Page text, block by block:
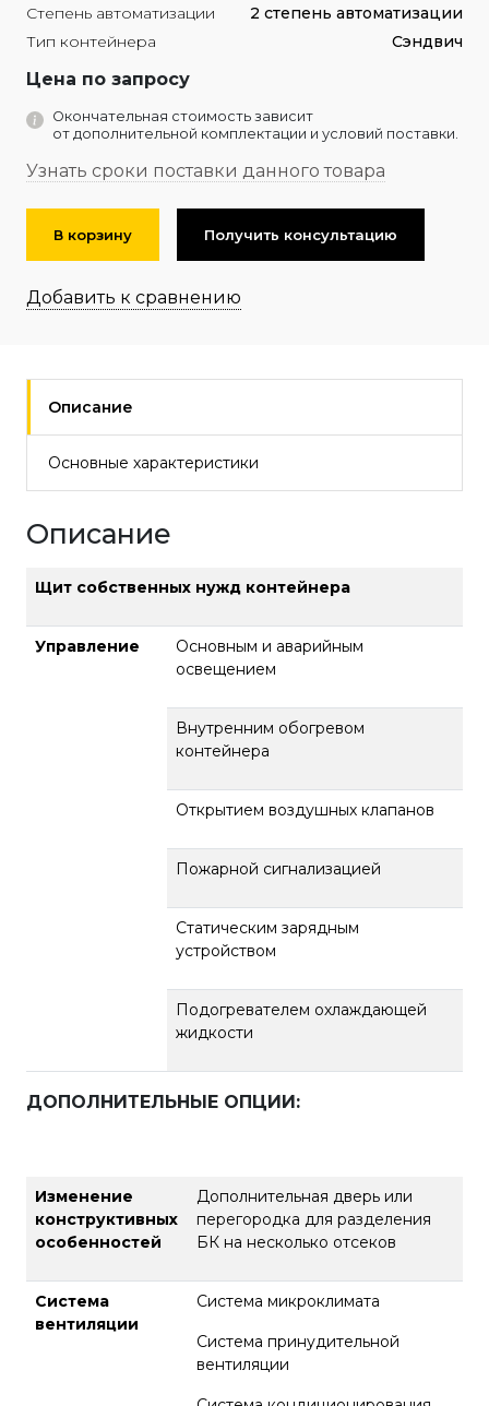
Степень автоматизации
2 степень автоматизации
Тип контейнера
Сэндвич
Цена по запросу
Окончательная стоимость зависит
от дополнительной комплектации и условий поставки.
Узнать сроки поставки данного товара
В корзину Получить консультацию
Добавить к сравнению
Описание
Основные характеристики
Описание
Щит собственных нужд контейнера
Управление
Основным и аварийным
освещением
Внутренним обогревом
контейнера
Открытием воздушных клапанов
Пожарной сигнализацией
Статическим зарядным
устройством
Подогревателем охлаждающей
жидкости
ДОПОЛНИТЕЛЬНЫЕ ОПЦИИ:
Изменение
конструктивных
особенностей
Дополнительная дверь или
перегородка для разделения
БК на несколько отсеков
Система
вентиляции
Система микроклимата
Система принудительной
вентиляции